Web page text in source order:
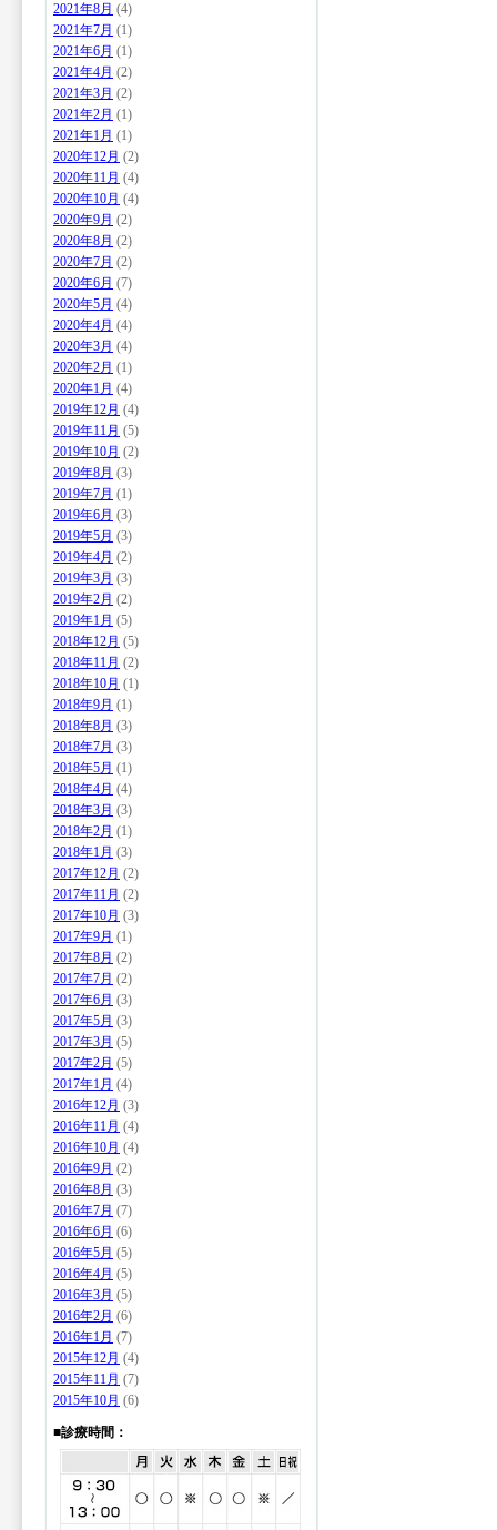
2021年8月 (4)
2021年7月 (1)
2021年6月 (1)
2021年4月 (2)
2021年3月 (2)
2021年2月 (1)
2021年1月 (1)
2020年12月 (2)
2020年11月 (4)
2020年10月 (4)
2020年9月 (2)
2020年8月 (2)
2020年7月 (2)
2020年6月 (7)
2020年5月 (4)
2020年4月 (4)
2020年3月 (4)
2020年2月 (1)
2020年1月 (4)
2019年12月 (4)
2019年11月 (5)
2019年10月 (2)
2019年8月 (3)
2019年7月 (1)
2019年6月 (3)
2019年5月 (3)
2019年4月 (2)
2019年3月 (3)
2019年2月 (2)
2019年1月 (5)
2018年12月 (5)
2018年11月 (2)
2018年10月 (1)
2018年9月 (1)
2018年8月 (3)
2018年7月 (3)
2018年5月 (1)
2018年4月 (4)
2018年3月 (3)
2018年2月 (1)
2018年1月 (3)
2017年12月 (2)
2017年11月 (2)
2017年10月 (3)
2017年9月 (1)
2017年8月 (2)
2017年7月 (2)
2017年6月 (3)
2017年5月 (3)
2017年3月 (5)
2017年2月 (5)
2017年1月 (4)
2016年12月 (3)
2016年11月 (4)
2016年10月 (4)
2016年9月 (2)
2016年8月 (3)
2016年7月 (7)
2016年6月 (6)
2016年5月 (5)
2016年4月 (5)
2016年3月 (5)
2016年2月 (6)
2016年1月 (7)
2015年12月 (4)
2015年11月 (7)
2015年10月 (6)
■診療時間：